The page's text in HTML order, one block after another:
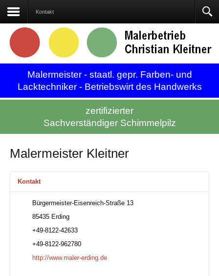
Kontakt
Malermeister - staatl. gepr. Farben- und
Lacktechniker - Betriebswirt des Handwerks
zertifizierter
Sachverständiger Schimmelpilz
Malermeister Kleitner
Kontakt
Bürgermeister-Eisenreich-Straße 13
85435 Erding
+49-8122-42633
+49-8122-962780
http://www.maler-erding.de